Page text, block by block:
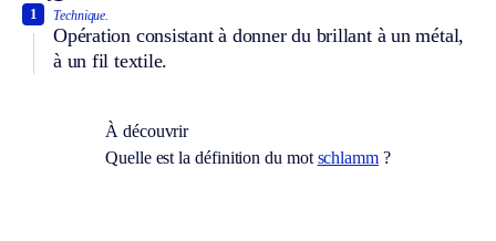
Technique.
Opération consistant à donner du brillant à un métal,
à un fil textile.
1
À découvrir
Quelle est la définition du mot schlamm ?